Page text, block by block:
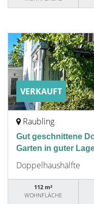
VERKAUFT
Raubling
Gut geschnittene
Garten in guter
Doppelhaushälfte
112 m²
WOHNFLÄCHE